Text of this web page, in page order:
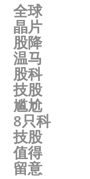
全球
晶片
股降
温马
股科
技股
尴尬
8只科
技股
值得
留意